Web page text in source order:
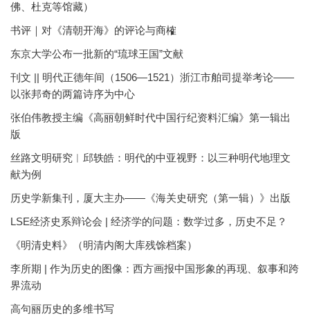
佛、杜克等馆藏）
书评｜对《清朝开海》的评论与商榷
东京大学公布一批新的“琉球王国”文献
刊文 || 明代正德年间（1506—1521）浙江市舶司提举考论——
以张邦奇的两篇诗序为中心
张伯伟教授主编《高丽朝鲜时代中国行纪资料汇编》第一辑出
版
丝路文明研究︱邱轶皓：明代的中亚视野：以三种明代地理文
献为例
历史学新集刊，厦大主办——《海关史研究（第一辑）》出版
LSE经济史系辩论会 | 经济学的问题：数学过多，历史不足？
《明清史料》（明清内阁大库残馀档案）
李所期 | 作为历史的图像：西方画报中国形象的再现、叙事和跨
界流动
高句丽历史的多维书写